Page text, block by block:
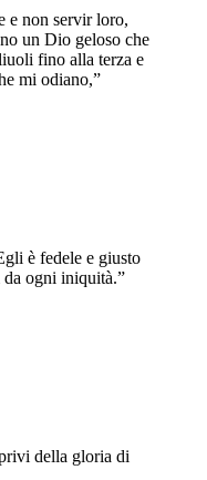
e non servir loro,
un Dio geloso che
fino alla terza e
mi odiano,”
è fedele e giusto
ogni iniquità.”
della gloria di